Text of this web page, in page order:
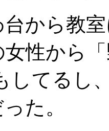
から教
性から
してるし
た。